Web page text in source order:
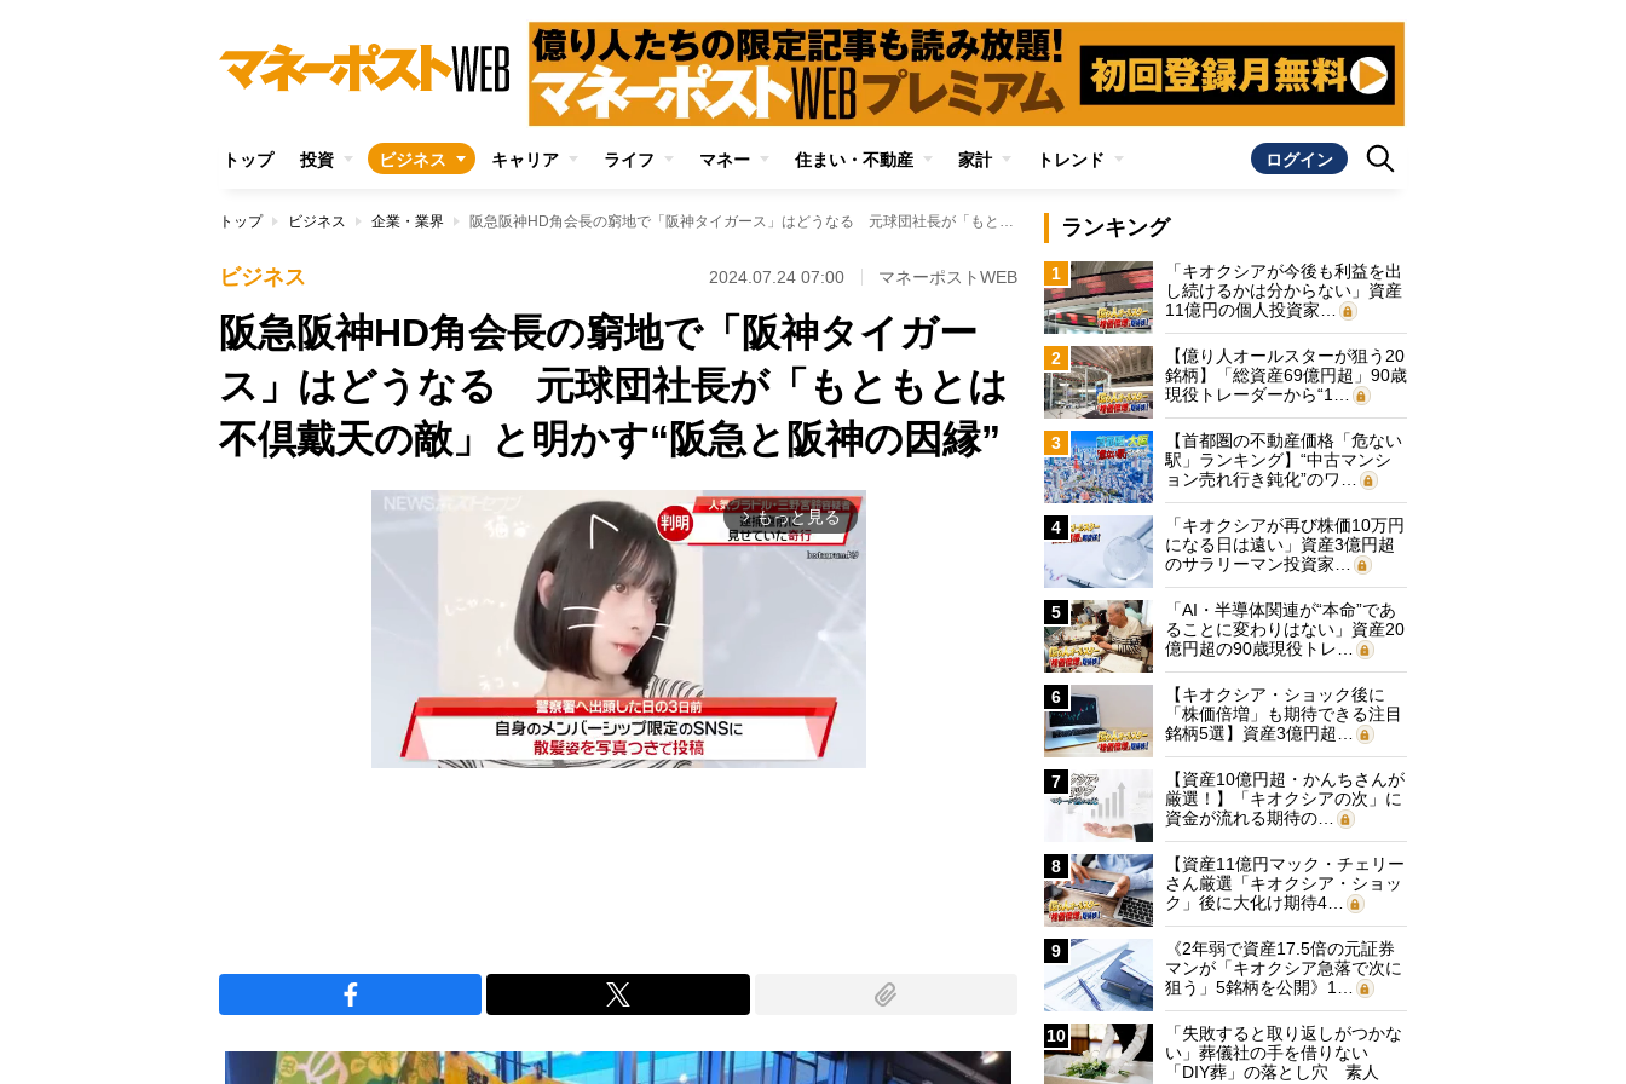
トップ 投資 ビジネス キャリア ライフ マネー 住まい・不動産 家計 トレンド ログイン
トップ ビジネス 企業・業界 阪急阪神HD角会長の窮地で「阪神タイガース」はどうなる 元球団社長が「もともとは不倶戴天の敵」と明かす“阪急と阪神の因縁”
ビジネス 2024.07.24 07:00 マネーポストWEB
阪急阪神HD角会長の窮地で「阪神タイガー
ス」はどうなる 元球団社長が「もともとは
不倶戴天の敵」と明かす“阪急と阪神の因縁”
arrow_forward_ios もっと見る
ランキング
1
「キオクシアが今後も利益を出
し続けるかは分からない」資産
11億円の個人投資家…
2
【億り人オールスターが狙う20
銘柄】「総資産69億円超」90歳
現役トレーダーから“1…
3
【首都圏の不動産価格「危ない
駅」ランキング】“中古マンシ
ョン売れ行き鈍化”のワ…
4
「キオクシアが再び株価10万円
になる日は遠い」資産3億円超
のサラリーマン投資家…
5
「AI・半導体関連が“本命”であ
ることに変わりはない」資産20
億円超の90歳現役トレ…
6
【キオクシア・ショック後に
「株価倍増」も期待できる注目
銘柄5選】資産3億円超…
7
【資産10億円超・かんちさんが
厳選！】「キオクシアの次」に
資金が流れる期待の…
8
【資産11億円マック・チェリー
さん厳選「キオクシア・ショッ
ク」後に大化け期待4…
9
《2年弱で資産17.5倍の元証券
マンが「キオクシア急落で次に
狙う」5銘柄を公開》1…
10
「失敗すると取り返しがつかな
い」葬儀社の手を借りない
「DIY葬」の落とし穴 素人